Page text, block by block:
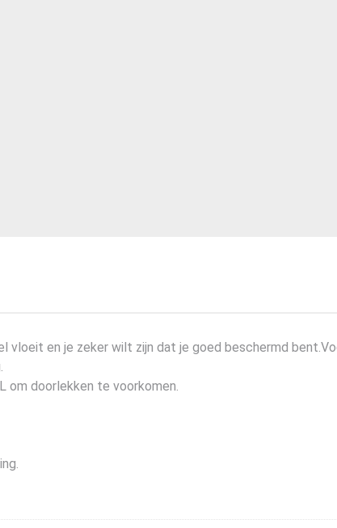
vloeit en je zeker wilt zijn dat je goed beschermd
om doorlekken te voorkomen.